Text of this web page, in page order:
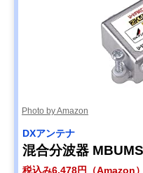
Photo by Amazon
DXアンテナ
混合分波器 MBUMS
税込み6,478円（Amazon）